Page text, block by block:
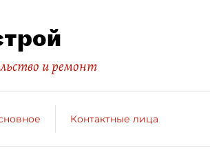
и ремонт
Контактные лица